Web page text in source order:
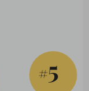
#5